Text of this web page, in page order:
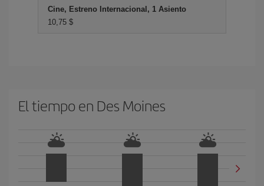
Cine, Estreno Internacional, 1 Asiento
10,75 $
El tiempo en Des Moines